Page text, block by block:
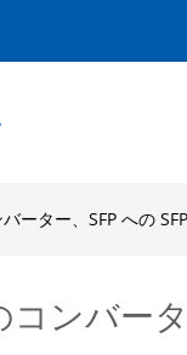
ーター、SFP への SFP
ンバータ